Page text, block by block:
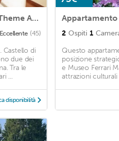
Ferrari Theme Apartment - Ferrari Theme Apartment
Eccellente (45)
Castello di
due dei
Tra le
...
disponibilità
Appartamento
2 Ospiti 1
Questo
posizione
e Museo Ferrari
attrazioni culturali